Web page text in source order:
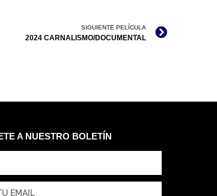
SIGUIENTE PELÍCULA
2024 CARNALISMO/DOCUMENTAL
A NUESTRO BOLETÍN